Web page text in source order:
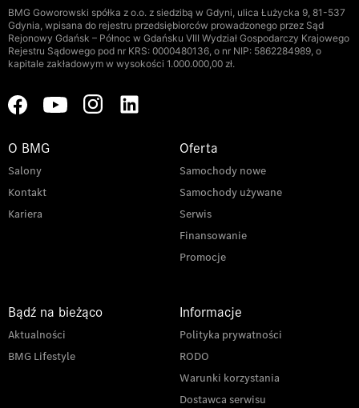
BMG Goworowski spółka z o.o. z siedzibą w Gdyni, ulica Łużycka 9, 81-537
Gdynia, wpisana do rejestru przedsiębiorców prowadzonego przez Sąd
Rejonowy Gdańsk – Północ w Gdańsku VIII Wydział Gospodarczy Krajowego
Rejestru Sądowego pod nr KRS: 0000480136, o nr NIP: 5862284989, o
kapitale zakładowym w wysokości 1.000.000,00 zł.
O BMG
Salony
Kontakt
Kariera
Oferta
Samochody nowe
Samochody używane
Serwis
Finansowanie
Promocje
Bądź na bieżąco
Aktualności
BMG Lifestyle
Informacje
Polityka prywatności
RODO
Warunki korzystania
Dostawca serwisu